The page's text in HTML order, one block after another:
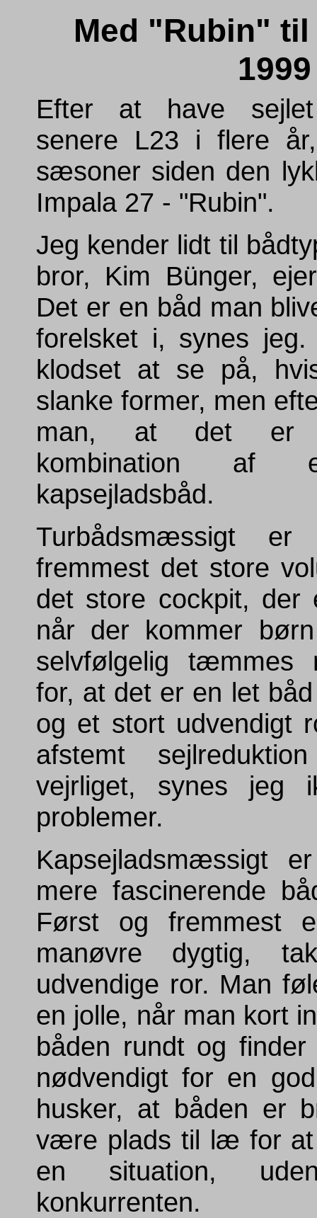
Med "Rubin"
1999
Efter at have
senere L23 i flere
sæsoner siden den
Impala 27 - "Rubin".
Jeg kender lidt til
bror, Kim Bünger,
Det er en båd man
forelsket i, synes jeg.
klodset at se på,
slanke former, men
man, at det er
kombination
kapsejladsbåd.
Turbådsmæssigt
fremmest det store
det store cockpit, der
når der kommer
selvfølgelig tæmmes
for, at det er en let
og et stort udvendigt
afstemt
vejrliget, synes jeg
problemer.
Kapsejladsmæssigt
mere fascinerende
Først og fremmest
manøvre dygtig,
udvendige ror. Man
en jolle, når man kort
båden rundt og
nødvendigt for en
husker, at båden er
være plads til læ for at
en situation,
konkurrenten.